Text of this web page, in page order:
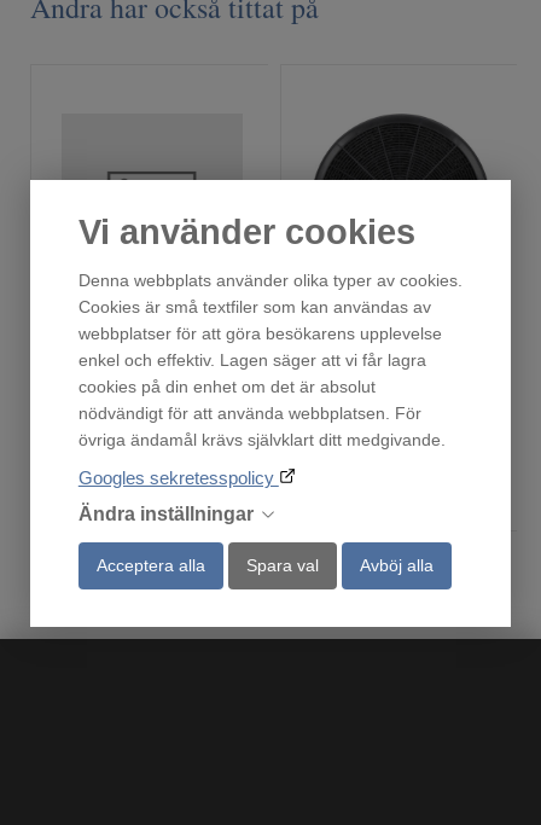
Vi använder cookies
Denna webbplats använder olika typer av cookies.
Cookies är små textfiler som kan användas av
webbplatser för att göra besökarens upplevelse
enkel och effektiv. Lagen säger att vi får lagra
cookies på din enhet om det är absolut
nödvändigt för att använda webbplatsen. För
övriga ändamål krävs självklart ditt medgivande.
Googles sekretesspolicy
Ändra inställningar
Acceptera alla Spara val Avböj alla
Andra har också tittat på
180178
Fåtal i lager!
795 :-
Köp
153255
Fåtal i lager!
795